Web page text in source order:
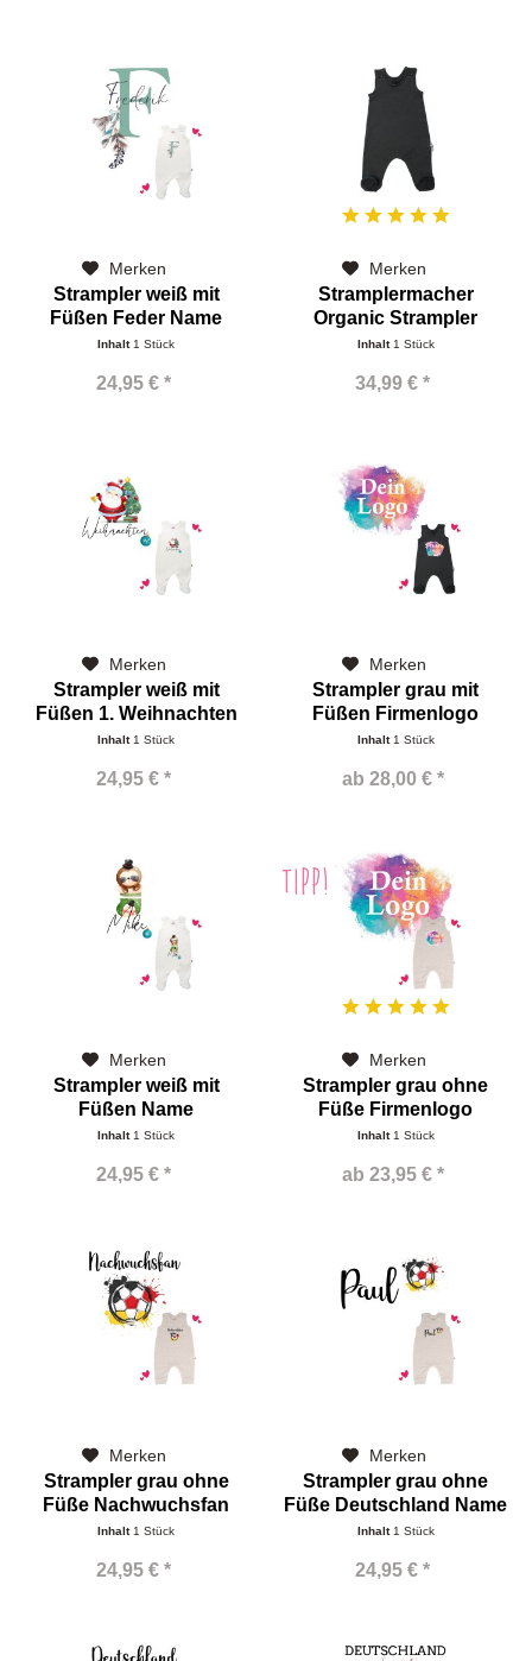
Merken
Strampler weiß mit
Füßen Feder Name
Inhalt1 Stück
24,95 € *
Merken
Stramplermacher
Organic Strampler
dunkel grau...
Inhalt1 Stück
34,99 € *
Merken
Strampler weiß mit
Füßen 1. Weihnachten
Boys
Inhalt 1 Stück
24,95 € *
Merken
Strampler grau mit
Füßen Firmenlogo
Inhalt 1 Stück
ab 28,00 € *
Merken
Strampler weiß mit
Füßen Name
Nikolaussocke Boys
Inhalt 1 Stück
24,95 € *
TIPP!
Merken
Strampler grau ohne
Füße Firmenlogo
Inhalt 1 Stück
ab 23,95 € *
Merken
Strampler grau ohne
Füße Nachwuchsfan
Inhalt 1 Stück
24,95 € *
Merken
Strampler grau ohne
Füße Deutschland Name
Inhalt 1 Stück
24,95 € *